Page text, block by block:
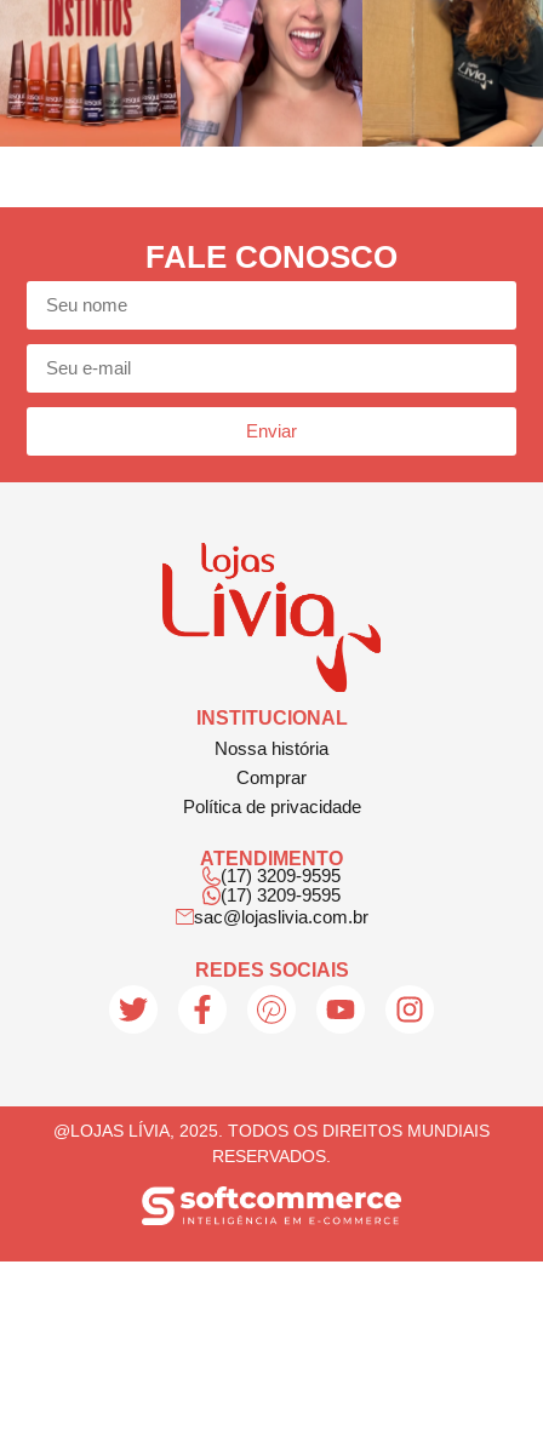
FALE CONOSCO
Enviar
INSTITUCIONAL
Nossa história
Comprar
Política de privacidade
ATENDIMENTO
(17) 3209-9595
(17) 3209-9595
sac@lojaslivia.com.br
REDES SOCIAIS
@LOJAS LÍVIA, 2025. TODOS OS DIREITOS MUNDIAIS
RESERVADOS.